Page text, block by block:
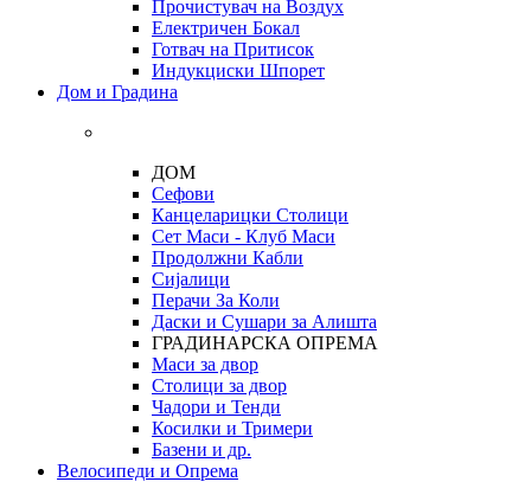
Прочистувач на Воздух
Електричен Бокал
Готвач на Притисок
Индукциски Шпорет
Дом и Градина
ДОМ
Сефови
Канцеларицки Столици
Сет Маси - Клуб Маси
Продолжни Кабли
Сијалици
Перачи За Коли
Даски и Сушари за Алишта
ГРАДИНАРСКА ОПРЕМА
Маси за двор
Столици за двор
Чадори и Тенди
Косилки и Тримери
Базени и др.
Велосипеди и Опрема